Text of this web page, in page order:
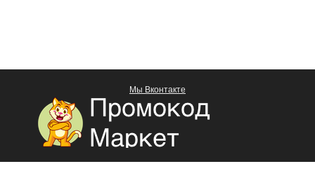
Мы Вконтакте